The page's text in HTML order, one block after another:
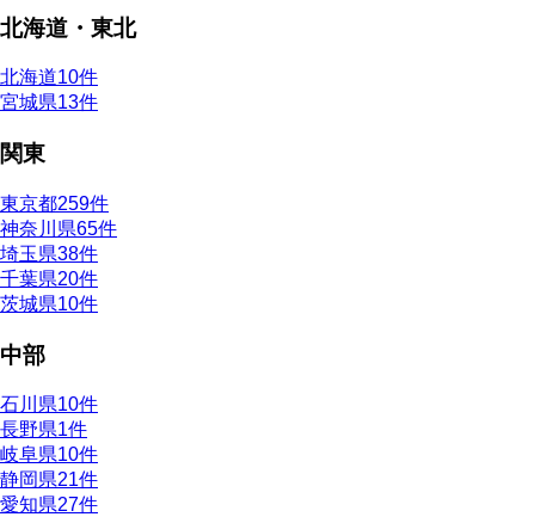
北海道・東北
北海道10件
宮城県13件
関東
東京都259件
神奈川県65件
埼玉県38件
千葉県20件
茨城県10件
中部
石川県10件
長野県1件
岐阜県10件
静岡県21件
愛知県27件